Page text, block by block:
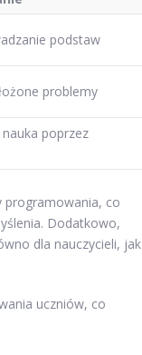
podstaw
problemy
poprzez
programowania, co
Dodatkowo,
dla nauczycieli, jak
uczniów, co